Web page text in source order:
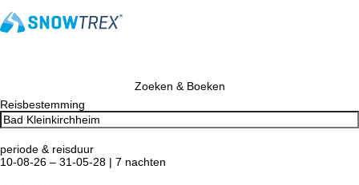
Zoeken & Boeken
Reisbestemming
periode & reisduur
10-08-26 – 31-05-28 | 7 nachten